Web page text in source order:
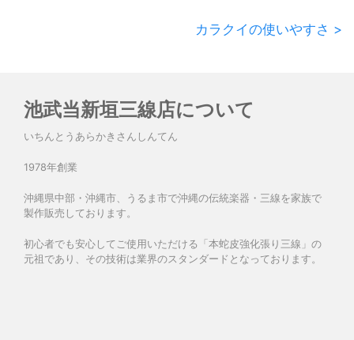
カラクイの使いやすさ >
池武当新垣三線店について
いちんとうあらかきさんしんてん
1978年創業
沖縄県中部・沖縄市、うるま市で沖縄の伝統楽器・三線を家族で
製作販売しております。
初心者でも安心してご使用いただける「本蛇皮強化張り三線」の
元祖であり、その技術は業界のスタンダードとなっております。